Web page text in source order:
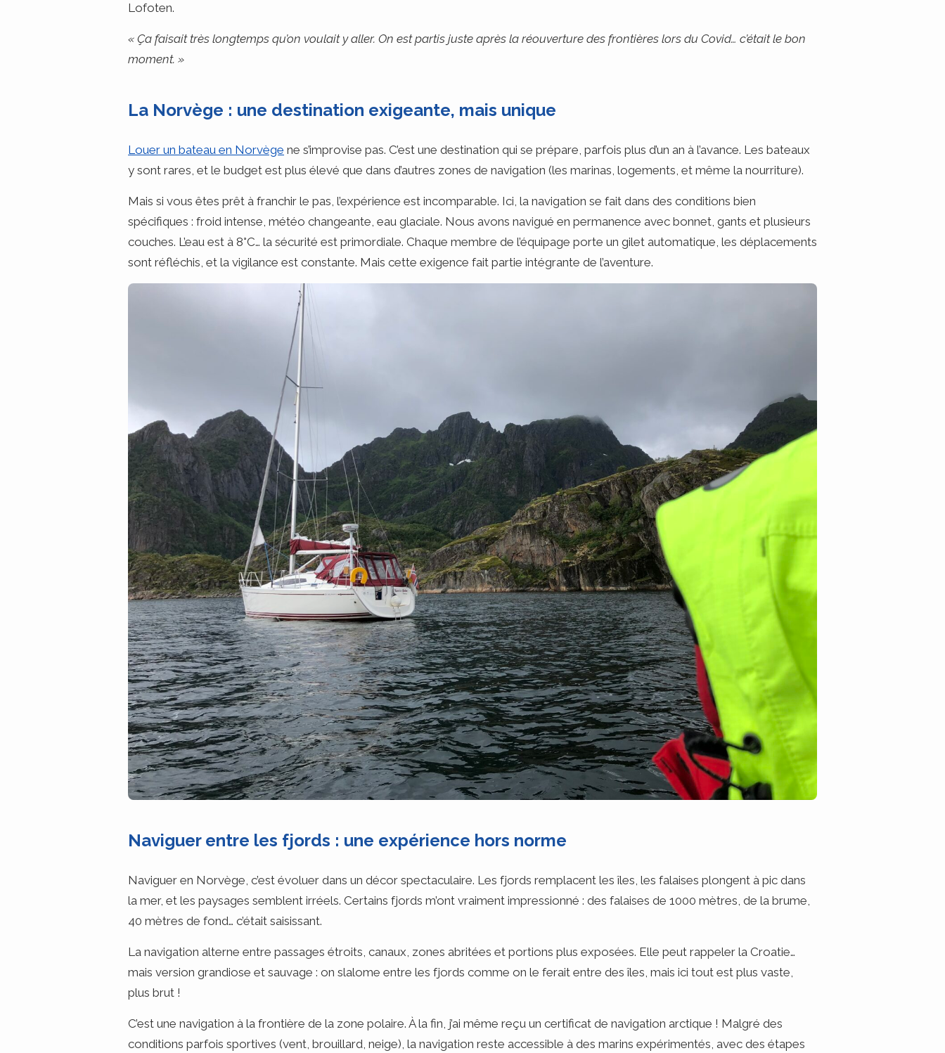
Lofoten.
« Ça faisait très longtemps qu’on voulait y aller. On est partis juste après la réouverture des frontières lors du Covid… c’était le bon
moment. »
La Norvège : une destination exigeante, mais unique
Louer un bateau en Norvège ne s’improvise pas. C’est une destination qui se prépare, parfois plus d’un an à l’avance. Les bateaux
y sont rares, et le budget est plus élevé que dans d’autres zones de navigation (les marinas, logements, et même la nourriture).
Mais si vous êtes prêt à franchir le pas, l’expérience est incomparable. Ici, la navigation se fait dans des conditions bien
spécifiques : froid intense, météo changeante, eau glaciale. Nous avons navigué en permanence avec bonnet, gants et plusieurs
couches. L’eau est à 8°C… la sécurité est primordiale. Chaque membre de l’équipage porte un gilet automatique, les déplacements
sont réfléchis, et la vigilance est constante. Mais cette exigence fait partie intégrante de l’aventure.
Naviguer entre les fjords : une expérience hors norme
Naviguer en Norvège, c’est évoluer dans un décor spectaculaire. Les fjords remplacent les îles, les falaises plongent à pic dans
la mer, et les paysages semblent irréels. Certains fjords m’ont vraiment impressionné : des falaises de 1000 mètres, de la brume,
40 mètres de fond… c’était saisissant.
La navigation alterne entre passages étroits, canaux, zones abritées et portions plus exposées. Elle peut rappeler la Croatie…
mais version grandiose et sauvage : on slalome entre les fjords comme on le ferait entre des îles, mais ici tout est plus vaste,
plus brut !
C’est une navigation à la frontière de la zone polaire. À la fin, j’ai même reçu un certificat de navigation arctique ! Malgré des
conditions parfois sportives (vent, brouillard, neige), la navigation reste accessible à des marins expérimentés, avec des étapes